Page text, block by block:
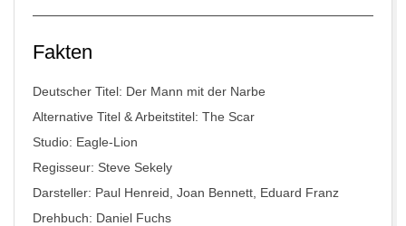
Fakten
Deutscher Titel: Der Mann mit der Narbe
Alternative Titel & Arbeitstitel: The Scar
Studio: Eagle-Lion
Regisseur: Steve Sekely
Darsteller: Paul Henreid, Joan Bennett, Eduard Franz
Drehbuch: Daniel Fuchs